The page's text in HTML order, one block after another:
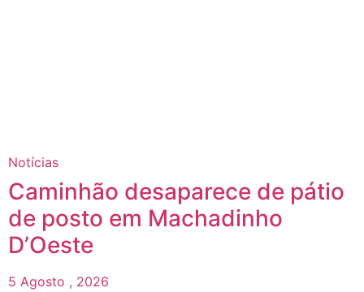
Notícias
Caminhão desaparece de pátio
de posto em Machadinho
D’Oeste
5 Agosto , 2026